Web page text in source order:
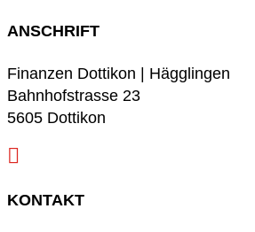
ANSCHRIFT
Finanzen Dottikon | Hägglingen
Bahnhofstrasse 23
5605 Dottikon

KONTAKT